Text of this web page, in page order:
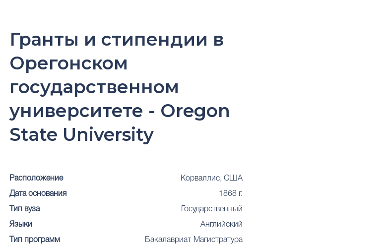
Гранты и стипендии в
Орегонском
государственном
университете - Oregon
State University
Расположение Корваллис, США
Дата основания 1868 г.
Тип вуза Государственный
Языки Английский
Тип программ Бакалавриат Магистратура